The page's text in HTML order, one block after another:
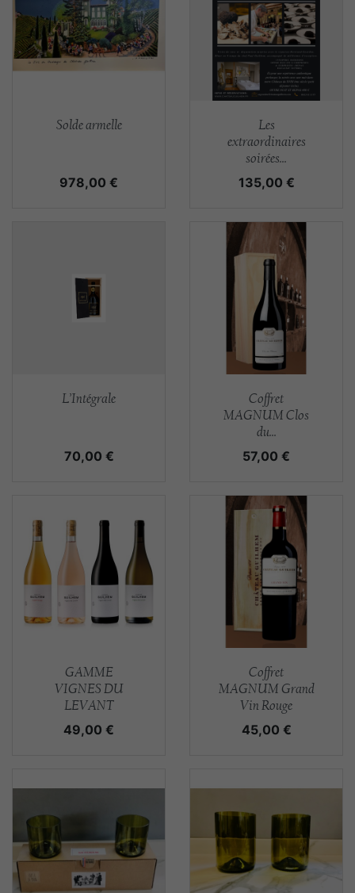
Aperçu rapide
Solde armelle
Prix
978,00 €
Aperçu rapide
Les
extraordinaires
soirées...
Prix
135,00 €
Aperçu rapide
L’Intégrale
Prix
70,00 €
Aperçu rapide
Coffret
MAGNUM Clos
du...
Prix
57,00 €
Aperçu rapide
GAMME
VIGNES DU
LEVANT
Prix
49,00 €
Aperçu rapide
Coffret
MAGNUM Grand
Vin Rouge
Prix
45,00 €